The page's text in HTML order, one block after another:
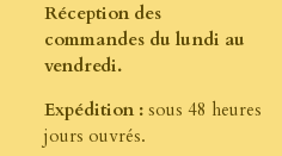
Réception des
commandes du lundi au
vendredi.
Expédition : sous 48 heures
jours ouvrés.